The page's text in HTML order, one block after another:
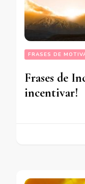
FRASES DE
Frases de
incentivar!